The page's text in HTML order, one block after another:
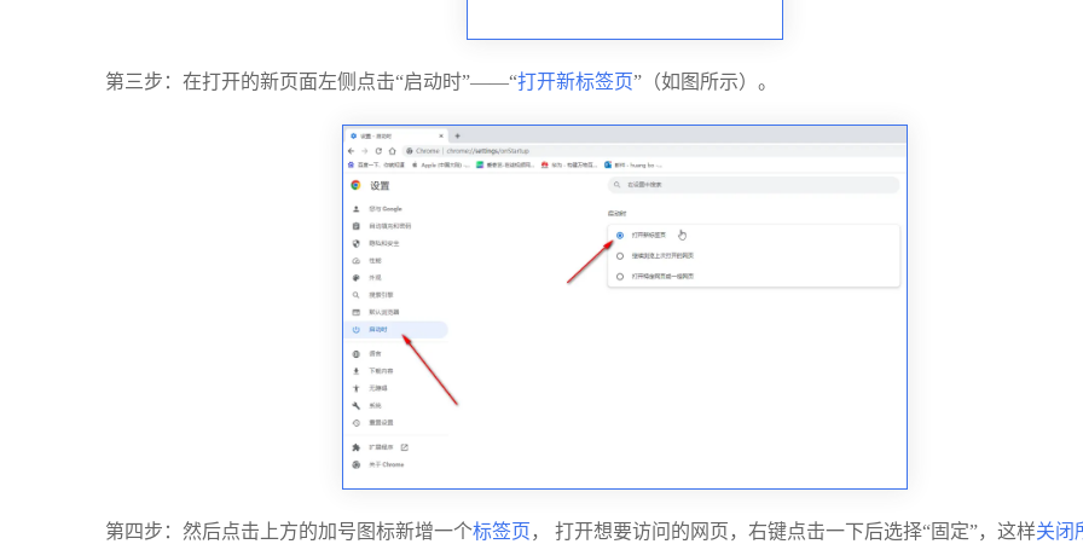
第三步：在打开的新页面左侧点击“启动时”——“打开新标签页”（如图所示）。
第四步：然后点击上方的加号图标新增一个标签页 ， 打开想要访问的网页，右键点击一下后选择“固定”，这样关闭